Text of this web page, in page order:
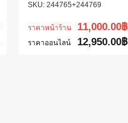
244765+244769
ราคาหน้าร้าน 11,000.00฿
ราคาออนไลน์ 12,950.00฿